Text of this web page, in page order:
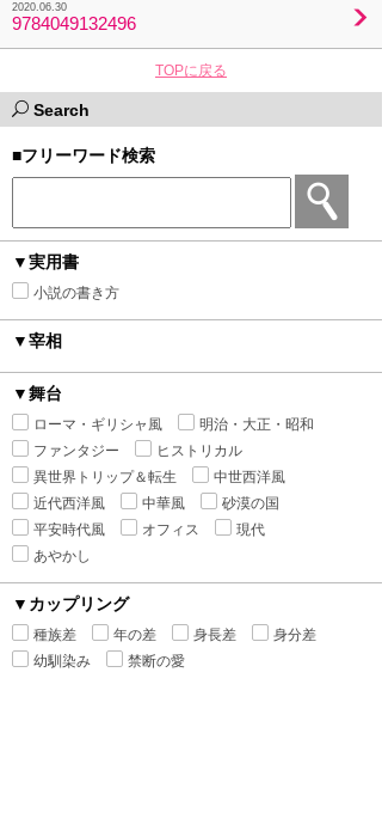
2020.06.30
9784049132496
TOPに戻る
Search
■フリーワード検索
▼実用書
小説の書き方
▼宰相
▼舞台
ローマ・ギリシャ風
明治・大正・昭和
ファンタジー
ヒストリカル
異世界トリップ＆転生
中世西洋風
近代西洋風
中華風
砂漠の国
平安時代風
オフィス
現代
あやかし
▼カップリング
種族差 年の差 身長差
身分差
幼馴染み
禁断の愛